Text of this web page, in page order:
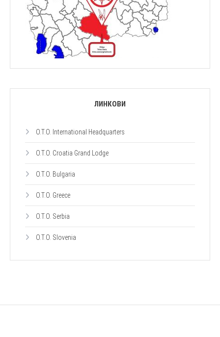
ЛИНКОВИ
O.T.O. International Headquarters
O.T.O. Croatia Grand Lodge
O.T.O. Bulgaria
O.T.O. Greece
O.T.O. Serbia
O.T.O. Slovenia